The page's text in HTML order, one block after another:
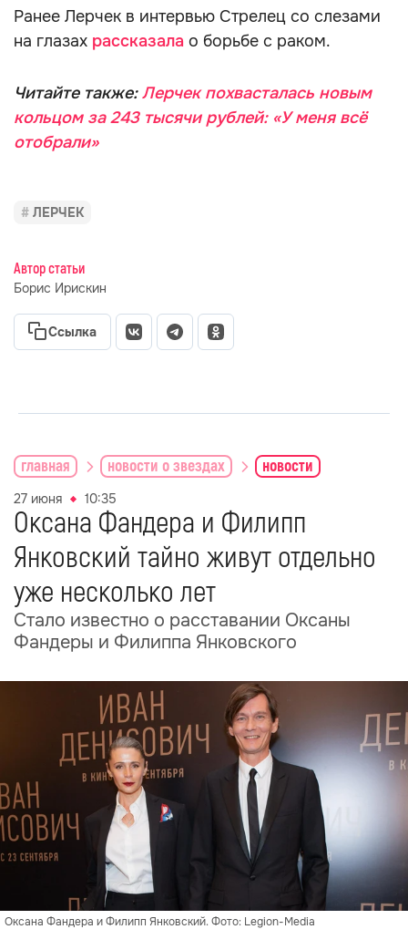
Ранее Лерчек в интервью Стрелец со слезами
на глазах рассказала о борьбе с раком.
Читайте также:Лерчек похвасталась новым
кольцом за 243 тысячи рублей: «У меня всё
отобрали»
ЛЕРЧЕК
Автор статьи
Борис Ирискин
Ссылка
главная новости о звездах новости
27 июня 10:35
Оксана Фандера и Филипп
Янковский тайно живут отдельно
уже несколько лет
Стало известно о расставании Оксаны
Фандеры и Филиппа Янковского
Оксана Фандера и Филипп Янковский. Фото: Legion-Media